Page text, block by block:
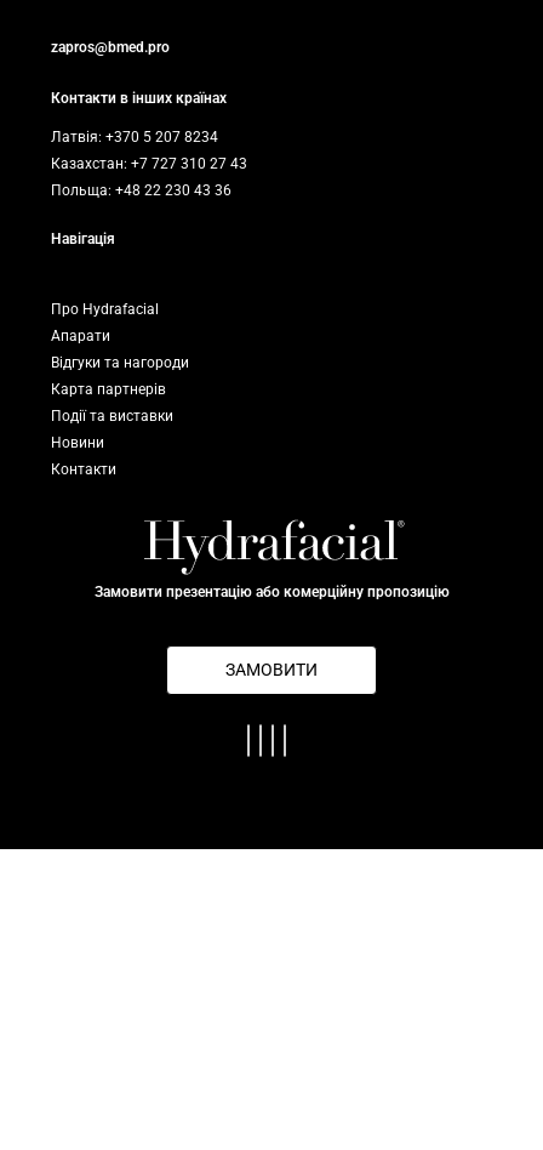
zapros@bmed.pro
Контакти в інших країнах
Латвія: +370 5 207 8234
Казахстан: +7 727 310 27 43
Польща: +48 22 230 43 36
Навігація
Про Hydrafacial
Апарати
Відгуки та нагороди
Карта партнерів
Події та виставки
Новини
Контакти
Замовити презентацію або комерційну пропозицію
ЗАМОВИТИ